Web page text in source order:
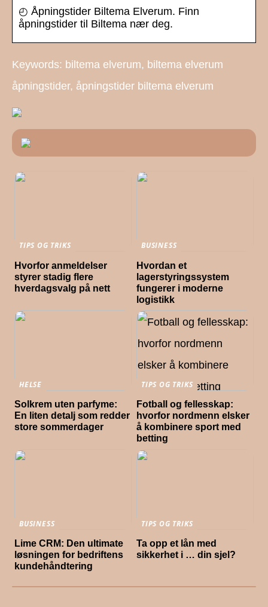
◴ Åpningstider Biltema Elverum. Finn
åpningstider til Biltema nær deg.
Keywords: biltema elverum, biltema elverum
åpningstider, åpningstider biltema elverum
TIPS OG TRIKS
Hvorfor anmeldelser
styrer stadig flere
hverdagsvalg på nett
BUSINESS
Hvordan et
lagerstyringssystem
fungerer i moderne
logistikk
HELSE
Solkrem uten parfyme:
En liten detalj som redder
store sommerdager
TIPS OG TRIKS
Fotball og fellesskap:
hvorfor nordmenn elsker
å kombinere sport med
betting
BUSINESS
Lime CRM: Den ultimate
løsningen for bedriftens
kundehåndtering
TIPS OG TRIKS
Ta opp et lån med
sikkerhet i … din sjel?